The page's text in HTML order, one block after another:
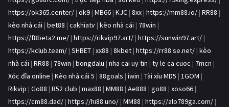
https://ok365.center/ | ok9 | MB66 | KJC | 8xx | https://mm88.io/ | RR88 |
kèo nhà cái | bet88 | cakhiatv | kèo nhà cái | 78win |
https://f8beta2.me/ | https://rikvip97.art/ | https://sunwin97.art/ |
https://kclub.team/ | SHBET | xx88 | 8kbet | https://rr88.se.net/ | kèo
nhà cái | RR88 | 78win | bongdalu | nha cai uy tin | ty le ca cuoc | 7mcn |
Xóc đĩa online | Kèo nhà cái 5 | 88goals | iwin | Tài xỉu MD5 | 1GOM |
Rikvip | Go88 | B52 club | max88 | MM88 | Ae888 | go88 | xoso66 |
https://cm88.dad/ | https://hi88.uno/ | MM88 | https://alo789ga.com/ |